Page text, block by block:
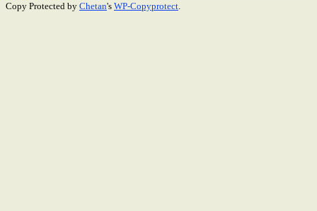
Copy Protected by Chetan's WP-Copyprotect.